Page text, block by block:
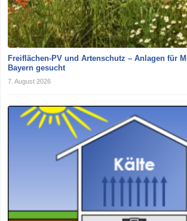
Freiflächen-PV und Artenschutz – Anlagen für
Bayern gesucht
7. August 2026